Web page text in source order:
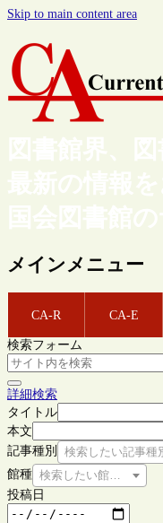
Skip to main content area
図書館界、
最新の情報
国会図書館
メインメニュー
CA-R CA-E
検索フォーム
詳細検索
タイトル
本文
記事種別
検索したい記事種
館種 検索したい館種を選択
投稿日